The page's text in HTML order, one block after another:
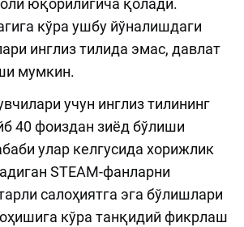
юқорилигича қолади.
кўра ушбу йўналишдаги
инглиз тилида эмас, давлат
мумкин.
учун инглиз тилининг
40 фоиздан зиёд бўлиши
улар келгусида хорижлик
STEAM-фанларни
салоҳиятга эга бўлишлари
кўра танқидий фикрлаш